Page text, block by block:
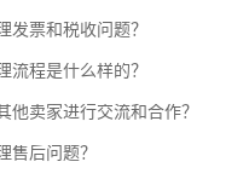
发票和税收问题？
流程是什么样的？
他卖家进行交流和合作？
售后问题？